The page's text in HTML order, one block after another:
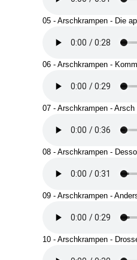
05 - Arschkrampen - Die
06 - Arschkrampen -
07 - Arschkrampen - Arsch
08 - Arschkrampen -
09 - Arschkrampen -
10 - Arschkrampen -